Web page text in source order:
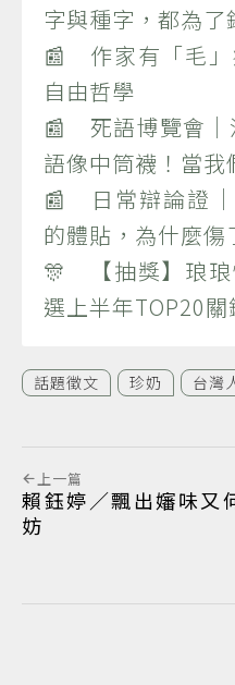
字與種字，都為了
📰 作家有「毛」
自由哲學
📰 死語博覽會｜
語像中筒襪！當我
📰 日常辯論證
的體貼，為什麼傷
🎊 【抽獎】琅琅
選上半年TOP20
話題徵文 珍奶 台灣
上一篇
賴鈺婷／飄出嬸味又
妨